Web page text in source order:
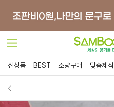
신상품 BEST 소량구매 맞춤제작